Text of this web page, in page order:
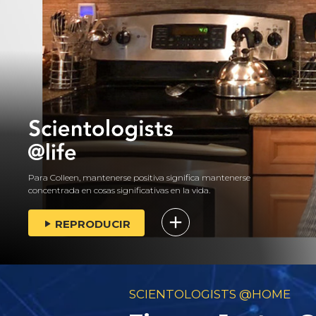
Para Colleen, mantenerse positiva significa mantenerse
concentrada en cosas significativas en la vida.
REPRODUCIR
SCIENTOLOGISTS @HOME